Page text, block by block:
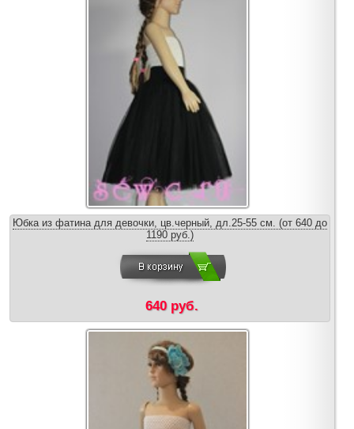
Юбка из фатина для девочки, цв.черный, дл.25-55 см. (от 640 до
1190 руб.)
640 руб.